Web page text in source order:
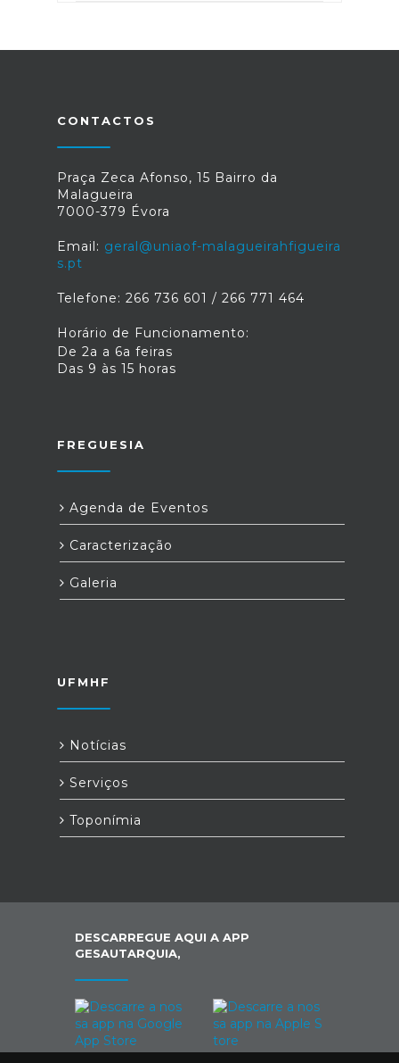
CONTACTOS
Praça Zeca Afonso, 15 Bairro da
Malagueira
7000-379 Évora
Email: geral@uniaof-malagueirahfigueira
s.pt
Telefone: 266 736 601 / 266 771 464
Horário de Funcionamento:
De 2a a 6a feiras
Das 9 às 15 horas
FREGUESIA
Agenda de Eventos
Caracterização
Galeria
UFMHF
Notícias
Serviços
Toponímia
DESCARREGUE AQUI A APP
GESAUTARQUIA,